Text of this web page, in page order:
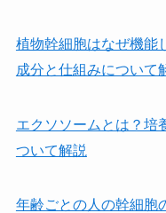
植物幹細胞はなぜ機能
成分と仕組みについて
エクソソームとは？培
ついて解説
年齢ごとの人の幹細胞